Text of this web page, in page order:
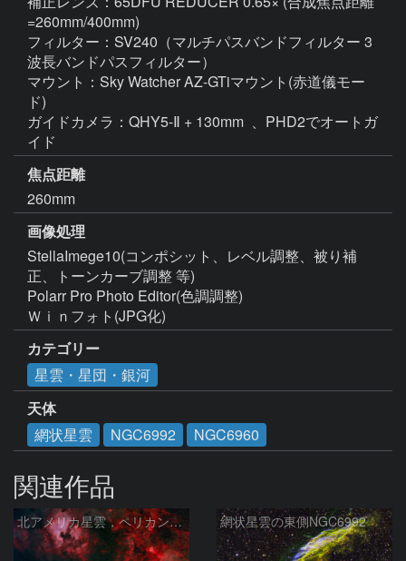
=260mm/400mm)
フィルター：SV240（マルチパスバンドフィルター 3
波長バンドパスフィルター）
マウント：Sky Watcher AZ-GTiマウント(赤道儀モー
ド)
ガイドカメラ：QHY5-Ⅱ + 130mm  、PHD2でオートガ
イド
焦点距離
260mm
画像処理
StellaImege10(コンポシット、レベル調整、被り補
正、トーンカーブ調整 等)
Polarr Pro Photo Editor(色調調整)
Ｗｉｎフォト(JPG化)
カテゴリー
星雲・星団・銀河
天体
網状星雲
NGC6992 NGC6960
関連作品
北アメリカ星雲，ペリカン星雲，サドル付近，クレセント星雲，網状星雲・・・etc 網状星雲の東側NGC6992